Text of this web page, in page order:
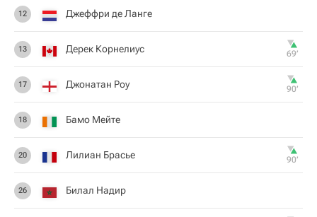
12 Джеффри де Ланге
13 Дерек Корнелиус 69‎’‎
17 Джонатан Роу 90‎’‎
18 Бамо Мейте
20 Лилиан Брасье 90‎’‎
26 Билал Надир